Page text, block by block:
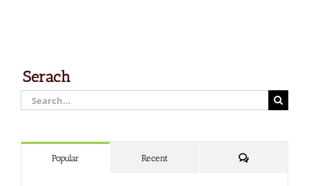
Serach
Search
for:
Popular Recent Comments